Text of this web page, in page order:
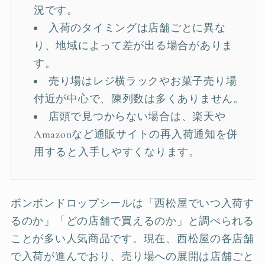
況です。
入荷のタイミングは店舗ごとに異な
り、地域によって差が出る場合がありま
す。
売り場はレジ横ラックやお菓子売り場
付近が中心で、陳列数は多くありません。
店頭で見つからない場合は、楽天や
Amazonなど通販サイトの再入荷通知を併
用すると入手しやすくなります。
ボンボンドロップシールは「西松屋でいつ入荷す
るのか」「どの店舗で買えるのか」と調べられる
ことが多い人気商品です。現在、西松屋の各店舗
で入荷が進んでおり、売り場への展開は店舗ごと